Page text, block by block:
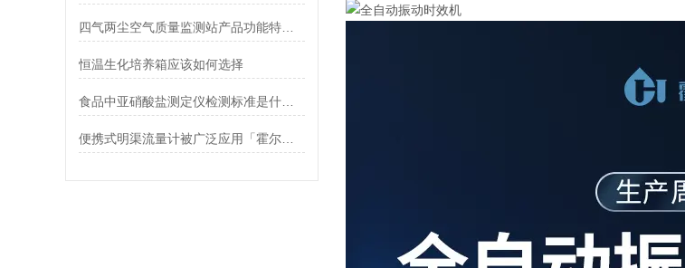
四气两尘空气质量监测站产品功能特点有哪些
恒温生化培养箱应该如何选择
食品中亚硝酸盐测定仪检测标准是什么【产品介绍】
便携式明渠流量计被广泛应用「霍尔德仪器推荐」